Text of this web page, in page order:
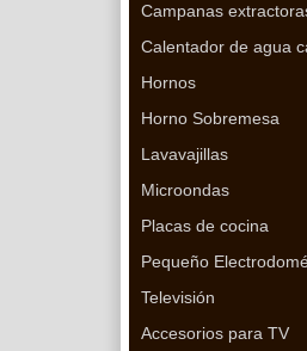
Campanas
Calentador de agua
Hornos
Horno Sobremesa
Lavavajillas
Microondas
Placas de cocina
Pequeño
Televisión
Accesorios para TV